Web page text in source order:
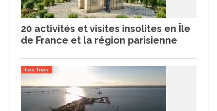
20 activités et visites insolites en Île
de France et la région parisienne
Les Tops